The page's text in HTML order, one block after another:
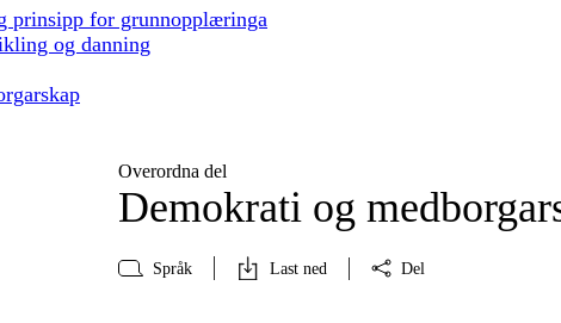
prinsipp for grunnopplæringa
og danning
Overordna del
Demokrati og
Språk Last ned Del